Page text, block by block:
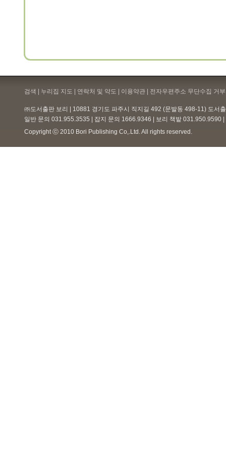
검색 | 누리집 지도 | 연락처 및 약도 | 이용약관 | 전자우편주소 무단수집 거
㈜도서출판 보리 | 10881 경기도 파주시 직지길 492 (문발동 498-11) 도서
일반 문의 031.955.3535 | 잡지 문의 1666.9346 | 보리 책밭 031.950.9590
Copyright ⓒ 2010 Bori Publishing Co,.Ltd. All rights reserved.